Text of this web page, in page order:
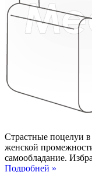
Страстные поцелуи в
женской
самообладание.
Подробней »